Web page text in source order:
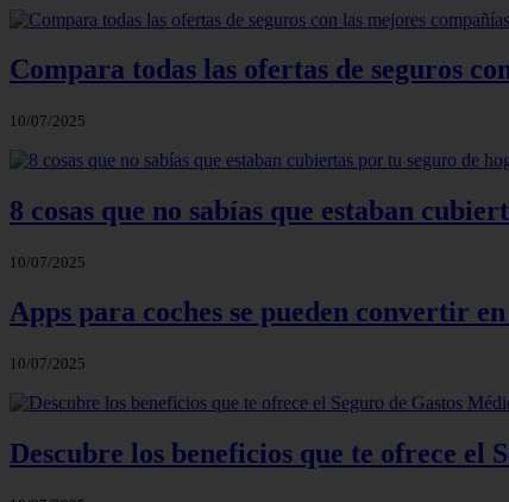
Compara todas las ofertas de seguros
10/07/2025
8 cosas que no sabías que estaban
10/07/2025
Apps para coches se pueden convertir
10/07/2025
Descubre los beneficios que te ofrece el